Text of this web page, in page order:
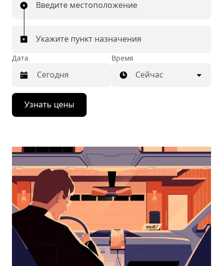
Введите местоположение
Укажите пункт назначения
Дата
Нажмите
стрелку
вниз,
календарю
выбрать
дату.
Чтобы
закрыть
календарь,
нажмите
Esc.
Время
Сейчас
Узнать цены